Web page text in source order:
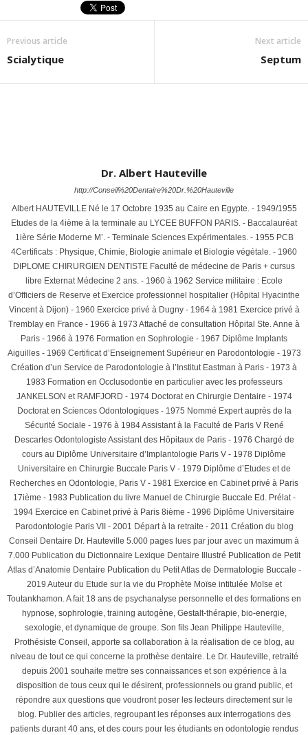
Previous article
Scialytique
Next article
Septum
Dr. Albert Hauteville
http://Conseil%20Dentaire%20Dr.%20Hauteville
Albert HAUTEVILLE Né le 17 Octobre 1935 au Caire en Egypte. - 1949/1955
Etudes de la 4ième à la terminale au LYCEE BUFFON PARIS. - Baccalauréat
1ière Série Moderne M’. - Terminale Sciences Expérimentales. - 1955 PCB
4Certificats : Physique, Chimie, Biologie animale et Biologie végétale. - 1960
DIPLOME CHIRURGIEN DENTISTE Faculté de médecine de Paris + cursus
libre Externat Médecine 2 ans. - 1960 à 1962 Service militaire : Ecole
d’Officiers de Reserve et Exercice professionnel hospitalier (Hôpital Hyacinthe
Vincent à Dijon) - 1960 Exercice privé à Dugny - 1964 à 1981 Exercice privé à
Tremblay en France - 1966 à 1973 Attaché de consultation Hôpital Ste. Anne à
Paris - 1966 à 1976 Formation en Sophrologie - 1967 Diplôme Implants
Aiguilles - 1969 Certificat d’Enseignement Supérieur en Parodontologie - 1973
Création d’un Service de Parodontologie à l’Institut Eastman à Paris - 1973 à
1983 Formation en Occlusodontie en particulier avec les professeurs
JANKELSON et RAMFJORD - 1974 Doctorat en Chirurgie Dentaire - 1974
Doctorat en Sciences Odontologiques - 1975 Nommé Expert auprès de la
Sécurité Sociale - 1976 à 1984 Assistant à la Faculté de Paris V René
Descartes Odontologiste Assistant des Hôpitaux de Paris - 1976 Chargé de
cours au Diplôme Universitaire d’Implantologie Paris V - 1978 Diplôme
Universitaire en Chirurgie Buccale Paris V - 1979 Diplôme d’Etudes et de
Recherches en Odontologie, Paris V - 1981 Exercice en Cabinet privé à Paris
17ième - 1983 Publication du livre Manuel de Chirurgie Buccale Ed. Prélat -
1994 Exercice en Cabinet privé à Paris 8ième - 1996 Diplôme Universitaire
Parodontologie Paris VII - 2001 Départ à la retraite - 2011 Création du blog
Conseil Dentaire Dr. Hauteville 5.000 pages lues par jour avec un maximum à
7.000 Publication du Dictionnaire Lexique Dentaire Illustré Publication de Petit
Atlas d’Anatomie Dentaire Publication du Petit Atlas de Dermatologie Buccale -
2019 Auteur du Etude sur la vie du Prophète Moïse intitulée Moïse et
Toutankhamon. A fait 18 ans de psychanalyse personnelle et des formations en
hypnose, sophrologie, training autogène, Gestalt-thérapie, bio-energie,
sexologie, et dynamique de groupe. Son fils Jean Philippe Hauteville,
Prothésiste Conseil, apporte sa collaboration à la réalisation de ce blog, au
niveau de tout ce qui concerne la prothèse dentaire. Le Dr. Hauteville, retraité
depuis 2001 souhaite mettre ses connaissances et son expérience à la
disposition de tous ceux qui le désirent, professionnels ou grand public, et
répondre aux questions que voudront poser les lecteurs directement sur le
blog. Publier des articles, regroupant les réponses aux interrogations des
patients durant 40 ans, et des cours pour les étudiants en odontologie rendus